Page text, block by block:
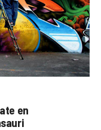
en